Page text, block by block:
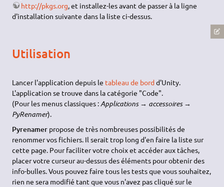
http://pkgs.org, et installez-les avant de passer à la ligne
d'installation suivante dans la liste ci-dessus.
Utilisation
Lancer l'application depuis le tableau de bordd'Unity.
L'application se trouve dans la catégorie "Code".
(Pour les menus classiques :Applications → accessoires →
PyRenamer).
Pyrenamer propose de très nombreuses possibilités de
renommer vos fichiers. Il serait trop long d'en faire la liste sur
cette page. Pour faciliter votre choix et accéder aux tâches,
placer votre curseur au-dessus des éléments pour obtenir des
info-bulles. Vous pouvez faire tous les tests que vous souhaitez,
rien ne sera modifié tant que vous n'avez pas cliqué sur le